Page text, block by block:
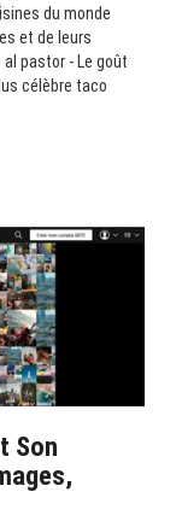
du monde
et de leurs
pastor - Le goût
célèbre taco
Son